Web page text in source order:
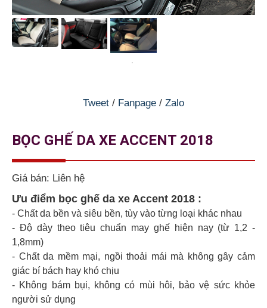
Tweet / Fanpage / Zalo
BỌC GHẾ DA XE ACCENT 2018
Giá bán: Liên hệ
Ưu điểm bọc ghế da xe Accent 2018 :
- Chất da bền và siêu bền, tùy vào từng loại khác nhau
- Độ dày theo tiêu chuẩn may ghế hiện nay (từ 1,2 -
1,8mm)
- Chất da mềm mại, ngồi thoải mái mà không gây cảm
giác bí bách hay khó chịu
- Không bám bụi, không có mùi hôi, bảo vệ sức khỏe
người sử dụng